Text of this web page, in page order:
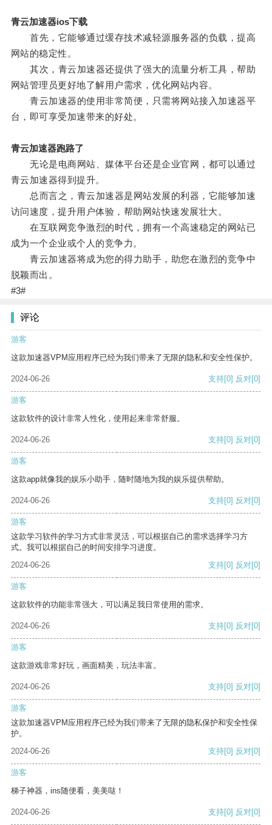
青云加速器ios下载
首先，它能够通过缓存技术减轻源服务器的负载，提高
网站的稳定性。
其次，青云加速器还提供了强大的流量分析工具，帮助
网站管理员更好地了解用户需求，优化网站内容。
青云加速器的使用非常简便，只需将网站接入加速器平
台，即可享受加速带来的好处。
青云加速器跑路了
无论是电商网站、媒体平台还是企业官网，都可以通过
青云加速器得到提升。
总而言之，青云加速器是网站发展的利器，它能够加速
访问速度，提升用户体验，帮助网站快速发展壮大。
在互联网竞争激烈的时代，拥有一个高速稳定的网站已
成为一个企业或个人的竞争力。
青云加速器将成为您的得力助手，助您在激烈的竞争中
脱颖而出。
#3#
评论
游客
这款加速器VPM应用程序已经为我们带来了无限的隐私和安全性保护。
2024-06-26 支持[0] 反对[0]
游客
这款软件的设计非常人性化，使用起来非常舒服。
2024-06-26 支持[0] 反对[0]
游客
这款app就像我的娱乐小助手，随时随地为我的娱乐提供帮助。
2024-06-26 支持[0] 反对[0]
游客
这款学习软件的学习方式非常灵活，可以根据自己的需求选择学习方
式。我可以根据自己的时间安排学习进度。
2024-06-26
支持[0] 反对[0]
游客
这款软件的功能非常强大，可以满足我日常使用的需求。
2024-06-26 支持[0] 反对[0]
游客
这款游戏非常好玩，画面精美，玩法丰富。
2024-06-26 支持[0] 反对[0]
游客
这款加速器VPM应用程序已经为我们带来了无限的隐私保护和安全性保
护。
2024-06-26
支持[0] 反对[0]
游客
梯子神器，ins随便看，美美哒！
2024-06-26 支持[0] 反对[0]